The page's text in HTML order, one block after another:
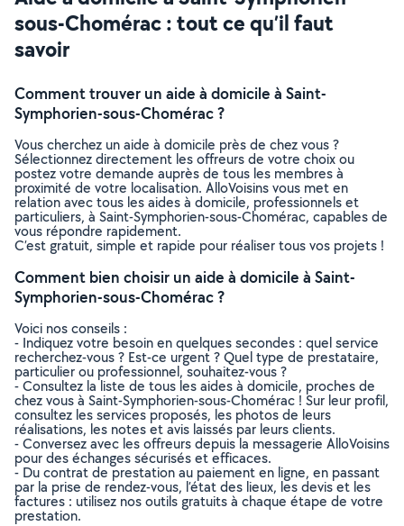
sous-Chomérac : tout ce qu’il faut
savoir
Comment trouver un aide à domicile à Saint-
Symphorien-sous-Chomérac ?
Vous cherchez un aide à domicile près de chez vous ?
Sélectionnez directement les offreurs de votre choix ou
postez votre demande auprès de tous les membres à
proximité de votre localisation. AlloVoisins vous met en
relation avec tous les aides à domicile, professionnels et
particuliers, à Saint-Symphorien-sous-Chomérac, capables de
vous répondre rapidement.
C’est gratuit, simple et rapide pour réaliser tous vos projets !
Comment bien choisir un aide à domicile à Saint-
Symphorien-sous-Chomérac ?
Voici nos conseils :
- Indiquez votre besoin en quelques secondes : quel service
recherchez-vous ? Est-ce urgent ? Quel type de prestataire,
particulier ou professionnel, souhaitez-vous ?
- Consultez la liste de tous les aides à domicile, proches de
chez vous à Saint-Symphorien-sous-Chomérac ! Sur leur profil,
consultez les services proposés, les photos de leurs
réalisations, les notes et avis laissés par leurs clients.
- Conversez avec les offreurs depuis la messagerie AlloVoisins
pour des échanges sécurisés et efficaces.
- Du contrat de prestation au paiement en ligne, en passant
par la prise de rendez-vous, l’état des lieux, les devis et les
factures : utilisez nos outils gratuits à chaque étape de votre
prestation.